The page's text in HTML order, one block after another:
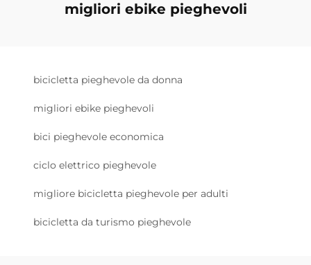
migliori ebike pieghevoli
bicicletta pieghevole da donna
migliori ebike pieghevoli
bici pieghevole economica
ciclo elettrico pieghevole
migliore bicicletta pieghevole per adulti
bicicletta da turismo pieghevole